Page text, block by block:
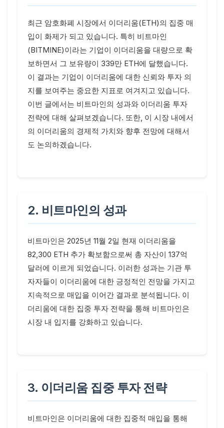
최근 암호화폐 시장에서 이더리움(ETH)의 집중 매
입이 화제가 되고 있습니다. 특히 비트마인
(BITMINE)이라는 기업이 이더리움을 대량으로 확
보하면서 그 보유량이 339만 ETH에 달했습니다.
이 결과는 기업이 이더리움에 대한 신뢰와 투자 의
지를 보여주는 중요한 지표로 여겨지고 있습니다.
이번 글에서는 비트마인의 성과와 이더리움 투자
전략에 대해 살펴보겠습니다. 또한, 이 시장 내에서
의 이더리움의 경제적 가치와 향후 전망에 대해서
도 논의하겠습니다.
2. 비트마인의 성과
비트마인은 2025년 11월 2일 현재 이더리움을
82,300 ETH 추가 확보함으로써 총 자산이 137억
달러에 이르게 되었습니다. 이러한 성과는 기관 투
자자들이 이더리움에 대한 긍정적인 전망을 가지고
지속적으로 매입을 이어간 결과로 분석됩니다. 이
더리움에 대한 집중 투자 전략을 통해 비트마인은
시장 내 입지를 강화하고 있습니다.
3. 이더리움 집중 투자 전략
비트마인은 이더리움에 대한 집중적 매입을 통해